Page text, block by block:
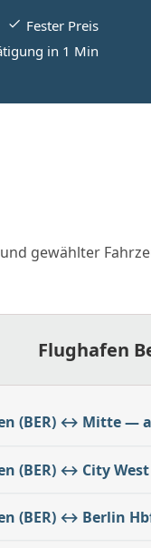
Fester Preis
in 1 Min
gewählter
Flughafen
(BER) ↔ Mitte —
(BER) ↔ City
(BER) ↔ Berlin